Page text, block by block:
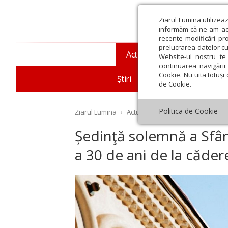
Ziarul Lumina
informăm că ne-am
recente modificări
prelucrarea datelor
Website-ul nostru
continuarea
Cookie. Nu uita
de Cookie.
Politica de Cookie
Actualitate religioasă
Știri Mesaje și cuvântări
Ziarul Lumina › Actualitate religioasă ›
Ședinţă solemnă a
a 30 de ani de la